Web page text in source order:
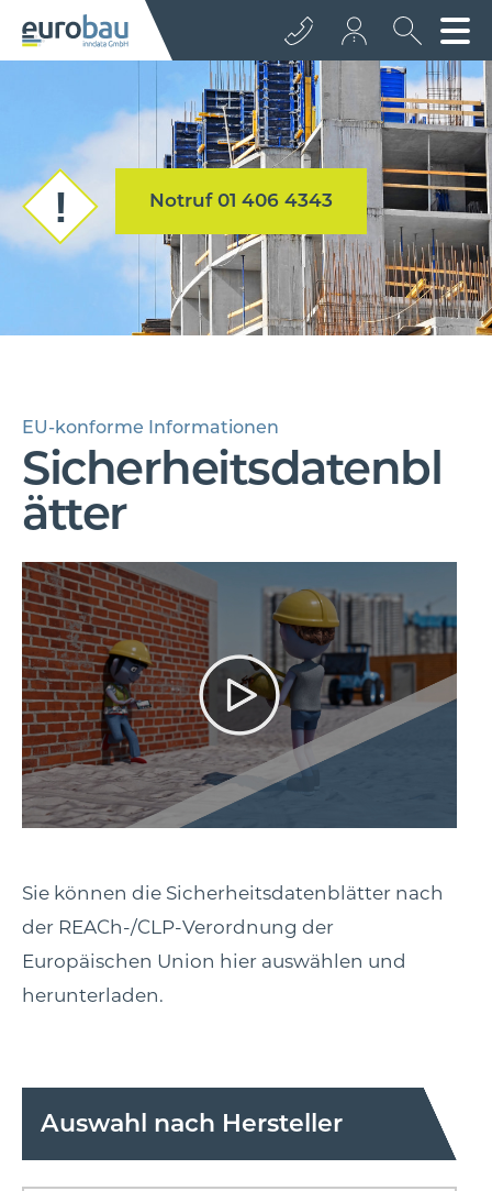
+43 512 362233
info@euro­bau.com
inndata
Notruf 01 406 4343
EU-konforme Informationen
Sicherheitsdatenbl
ätter
Sie können die Sicherheitsdatenblätter nach
der REACh-/CLP-Verordnung der
Europäischen Union hier auswählen und
herunterladen.
Auswahl nach Hersteller